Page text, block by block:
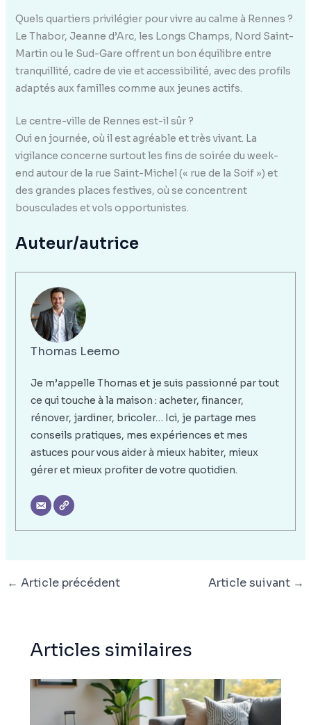
Quels quartiers privilégier pour vivre au calme à Rennes ?
Le Thabor, Jeanne d’Arc, les Longs Champs, Nord Saint-
Martin ou le Sud-Gare offrent un bon équilibre entre
tranquillité, cadre de vie et accessibilité, avec des profils
adaptés aux familles comme aux jeunes actifs.
Le centre-ville de Rennes est-il sûr ?
Oui en journée, où il est agréable et très vivant. La
vigilance concerne surtout les fins de soirée du week-
end autour de la rue Saint-Michel (« rue de la Soif ») et
des grandes places festives, où se concentrent
bousculades et vols opportunistes.
Auteur/autrice
Thomas Leemo
Je m’appelle Thomas et je suis passionné par tout
ce qui touche à la maison : acheter, financer,
rénover, jardiner, bricoler… Ici, je partage mes
conseils pratiques, mes expériences et mes
astuces pour vous aider à mieux habiter, mieux
gérer et mieux profiter de votre quotidien.
← Article précédent Article suivant →
Articles similaires